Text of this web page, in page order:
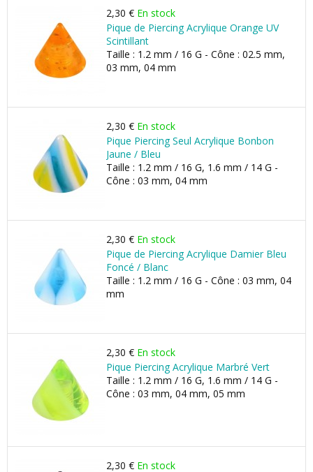
2,30 € En stock
Pique de Piercing Acrylique Orange UV
Scintillant
Taille : 1.2 mm / 16 G - Cône : 02.5 mm,
03 mm, 04 mm
2,30 € En stock
Pique Piercing Seul Acrylique Bonbon
Jaune / Bleu
Taille : 1.2 mm / 16 G, 1.6 mm / 14 G -
Cône : 03 mm, 04 mm
2,30 € En stock
Pique de Piercing Acrylique Damier Bleu
Foncé / Blanc
Taille : 1.2 mm / 16 G - Cône : 03 mm, 04
mm
2,30 € En stock
Pique Piercing Acrylique Marbré Vert
Taille : 1.2 mm / 16 G, 1.6 mm / 14 G -
Cône : 03 mm, 04 mm, 05 mm
2,30 € En stock